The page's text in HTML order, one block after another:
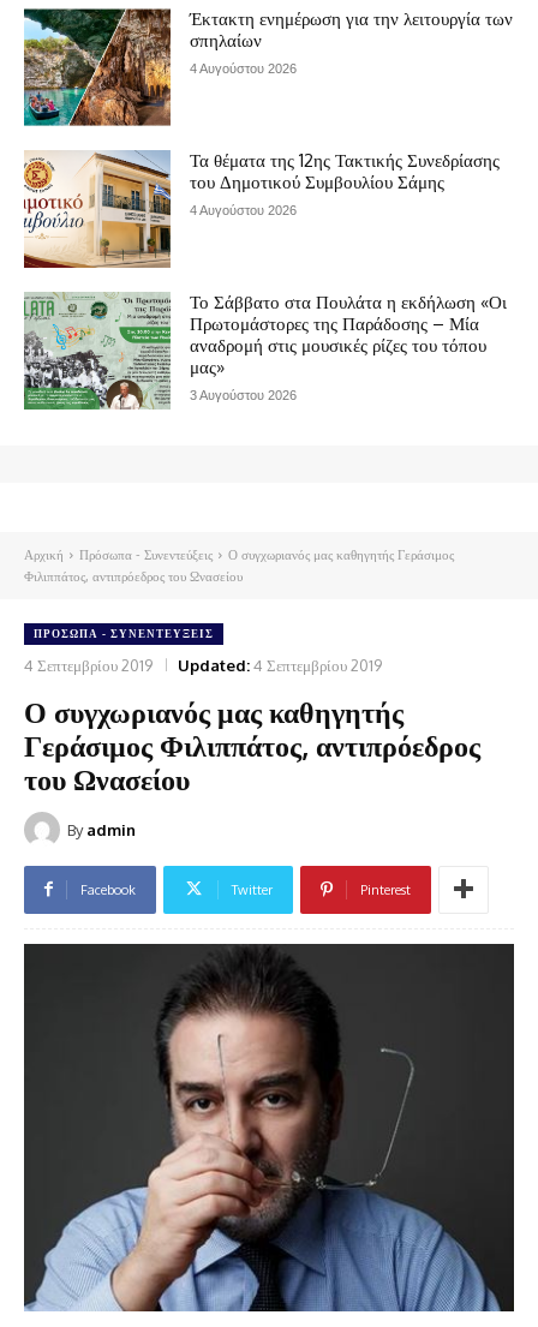
Έκτακτη ενημέρωση για την λειτουργία των
σπηλαίων
4 Αυγούστου 2026
Τα θέματα της 12ης Τακτικής Συνεδρίασης
του Δημοτικού Συμβουλίου Σάμης
4 Αυγούστου 2026
Το Σάββατο στα Πουλάτα η εκδήλωση «Οι
Πρωτομάστορες της Παράδοσης – Μία
αναδρομή στις μουσικές ρίζες του τόπου
μας»
3 Αυγούστου 2026